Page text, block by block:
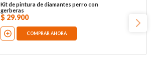
Kit de pintura de diamantes perro con
gerberas
$ 29.900
COMPRAR AHORA